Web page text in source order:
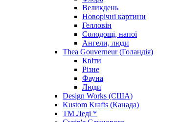
Великдень
Новорічні картини
Гелловін
Солодощі, напої
Ангели, люди
Thea Gouverneur (Голандія)
Квіти
Різне
Фауна
Люди
Design Works (США)
Kustom Krafts (Канада)
ТМ Леді *